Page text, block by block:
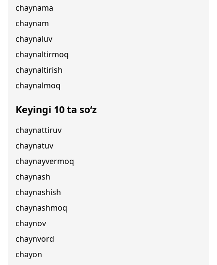
chaynama
chaynam
chaynaluv
chaynaltirmoq
chaynaltirish
chaynalmoq
Keyingi 10 ta so‘z
chaynattiruv
chaynatuv
chaynayvermoq
chaynash
chaynashish
chaynashmoq
chaynov
chaynvord
chayon